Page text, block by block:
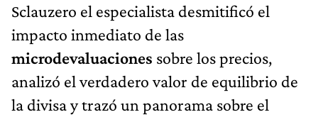
Sclauzero el especialista desmitificó el
impacto inmediato de las
microdevaluaciones sobre los precios,
analizó el verdadero valor de equilibrio de
la divisa y trazó un panorama sobre el